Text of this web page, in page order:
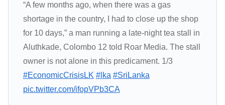
“A few months ago, when there was a gas
shortage in the country, I had to close up the shop
for 10 days,” a man running a late-night tea stall in
Aluthkade, Colombo 12 told Roar Media. The stall
owner is not alone in this predicament. 1/3
#EconomicCrisisLK #lka #SriLanka
pic.twitter.com/ifopVPb3CA